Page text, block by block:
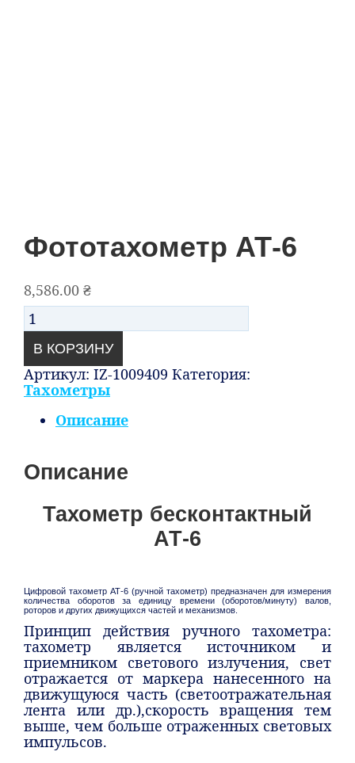
Фототахометр АТ-6
8,586.00 ₴
Количество
В КОРЗИНУ
Артикул: IZ-1009409 Категория:
Тахометры
Описание
Описание
Тахометр бесконтактный
АТ-6
Цифровой тахометр АТ-6 (ручной тахометр) предназначен для измерения
количества оборотов за единицу времени (оборотов/минуту) валов,
роторов и других движущихся частей и механизмов.
Принцип действия ручного тахометра:
тахометр является источником и
приемником светового излучения, свет
отражается от маркера нанесенного на
движущуюся часть (светоотражательная
лента или др.),скорость вращения тем
выше, чем больше отраженных световых
импульсов.